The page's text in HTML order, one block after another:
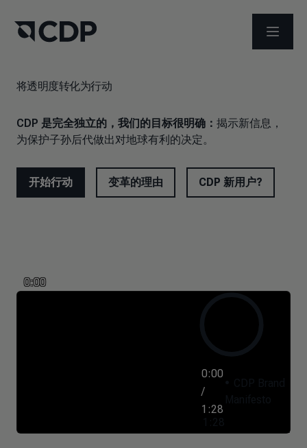
打开菜单
将透明度转化为行动
CDP 是完全独立的，我们的目标很明确： 揭示新信息，
为保护子孙后代做出对地球有利的决定。
开始行动 变革的理由 CDP 新用户?
0:00
/
1:28
0:00